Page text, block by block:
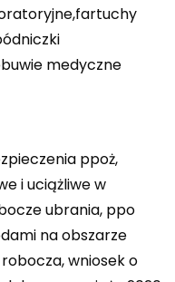
medyczne
ppoż,
i uciążliwe w
ubrania, ppo
na obszarze
wniosek o